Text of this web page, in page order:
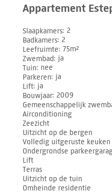
Appartement
Slaapkamers 2
Badkamers 2
Leefruimte 75m²
Zwembad ja
Tuin nee
Parkeren ja
Lift ja
Bouwjaar 2009
Gemeenschappelijk
Airconditioning
Zeezicht
Uitzicht op de bergen
Volledig uitgeruste keuken
Ondergrondse
Lift
Terras
Uitzicht op de tuin
Omheinde residentie